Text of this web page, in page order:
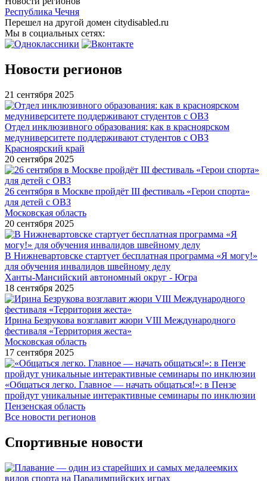
Республика Чечня
Перешел на другой домен citydisabled.ru
Мы в социальных сетях:
Новости регионов
21 сентября 2025
Отдел инклюзивного образования: как в красноярском
медуниверситете поддерживают студентов с ОВЗ
Красноярский край
20 сентября 2025
26 сентября в Москве пройдёт III фестиваль «Герои спорта»
для детей с ОВЗ
Московская область
20 сентября 2025
В Нижневартовске стартует бесплатная программа «Я могу!»
для обучения инвалидов швейному делу
Ханты-Мансийский автономный округ - Югра
18 сентября 2025
Ирина Безрукова возглавит жюри VIII Международного
фестиваля «Территория жеста»
Московская область
17 сентября 2025
«Общаться легко. Главное — начать общаться!»: в Пензе
пройдут уникальные интерактивные семинары по инклюзии
Пензенская область
Все новости регионов
Спортивные новости